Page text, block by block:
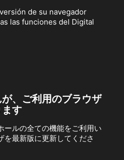
de su navegador
las funciones del Digital
、ご利用のブラウザ
す
ールの全ての機能をご利用い
を最新版に更新してくださ